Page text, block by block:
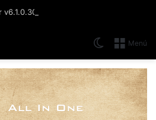
Menú
Switch skin